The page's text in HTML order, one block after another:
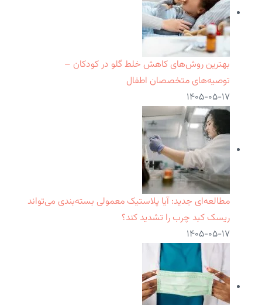
بهترین روش‌های کاهش خلط گلو در کودکان –
توصیه‌های متخصصان اطفال
۱۴۰۵-۰۵-۱۷
مطالعه‌ای جدید: آیا پلاستیک معمولی بسته‌بندی می‌تواند
ریسک کبد چرب را تشدید کند؟
۱۴۰۵-۰۵-۱۷